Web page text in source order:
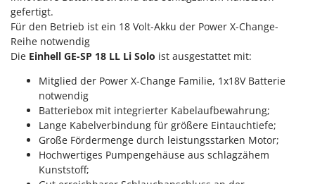
Kükenaufzuchtboxen
L
Laderampe aus Aluminium
Laubsauger - Laubbläser
Laubsauger auf Rädern
Luftentfeuchter
Luftkühler
Elegen
Energy Gruppi
Enotecnica Pillan
EuroMech
Eurosystems
FAC
Fama Industrie
gefertigt.
Für den Betrieb ist ein 18 Volt-Akku der Power X-Change-
Reihe notwendig
Die Einhell GE-SP 18 LL Li Solo ist ausgestattet mit:
Mitglied der Power X-Change Familie, 1x18V Batterie
notwendig
Batteriebox mit integrierter Kabelaufbewahrung;
Lange Kabelverbindung für größere Eintauchtiefe;
Große Fördermenge durch leistungsstarken Motor;
Hochwertiges Pumpengehäuse aus schlagzähem
Kunststoff;